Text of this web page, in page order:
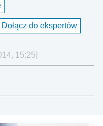
Dołącz do ekspertów
15:25]